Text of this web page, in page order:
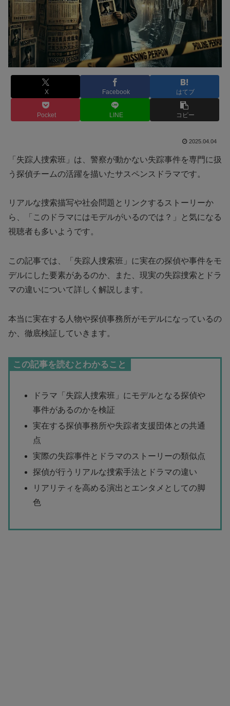
X Facebook はてブ
Pocket LINE コピー
2025.04.04
「失踪人捜索班」は、警察が動かない失踪事件を専門に扱
う探偵チームの活躍を描いたサスペンスドラマです。
リアルな捜索描写や社会問題とリンクするストーリーか
ら、「このドラマにはモデルがいるのでは？」と気になる
視聴者も多いようです。
この記事では、「失踪人捜索班」に実在の探偵や事件をモ
デルにした要素があるのか、また、現実の失踪捜索とドラ
マの違いについて詳しく解説します。
本当に実在する人物や探偵事務所がモデルになっているの
か、徹底検証していきます。
この記事を読むとわかること
ドラマ「失踪人捜索班」にモデルとなる探偵や
事件があるのかを検証
実在する探偵事務所や失踪者支援団体との共通
点
実際の失踪事件とドラマのストーリーの類似点
探偵が行うリアルな捜索手法とドラマの違い
リアリティを高める演出とエンタメとしての脚
色